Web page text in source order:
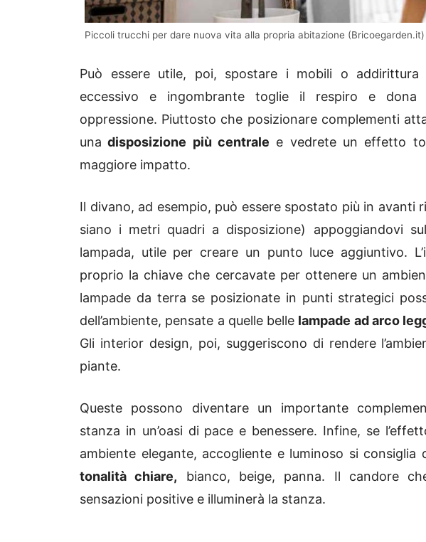
Piccoli trucchi per dare nuova vita alla propria abitazione (Bricoegarden.it)
Può essere utile, poi, spostare i mobili o addirittura
eccessivo e ingombrante toglie il respiro e dona
oppressione. Piuttosto che posizionare complementi
una disposizione più centrale e vedrete un effetto
maggiore impatto.
Il divano, ad esempio, può essere spostato più in avanti
siano i metri quadri a disposizione) appoggiandovi
lampada, utile per creare un punto luce aggiuntivo.
proprio la chiave che cercavate per ottenere un
lampade da terra se posizionate in punti strategici
dell’ambiente, pensate a quelle belle lampade ad arco
Gli interior design, poi, suggeriscono di rendere
piante.
Queste possono diventare un importante
stanza in un’oasi di pace e benessere. Infine, se
ambiente elegante, accogliente e luminoso si
tonalità chiare, bianco, beige, panna. Il candore
sensazioni positive e illuminerà la stanza.